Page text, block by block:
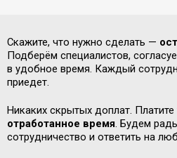
Скажите, что нужно сделать —
Подберём специалистов,
в удобное время. Каждый
приедет.
Никаких скрытых доплат. Платите
отработанное время. Будем
сотрудничество и ответить на